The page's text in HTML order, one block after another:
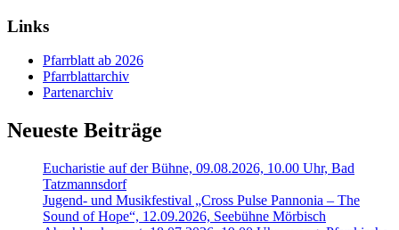
Links
Pfarrblatt ab 2026
Pfarrblattarchiv
Partenarchiv
Neueste Beiträge
Eucharistie auf der Bühne, 09.08.2026, 10.00 Uhr, Bad
Tatzmannsdorf
Jugend- und Musikfestival „Cross Pulse Pannonia – The
Sound of Hope“, 12.09.2026, Seebühne Mörbisch